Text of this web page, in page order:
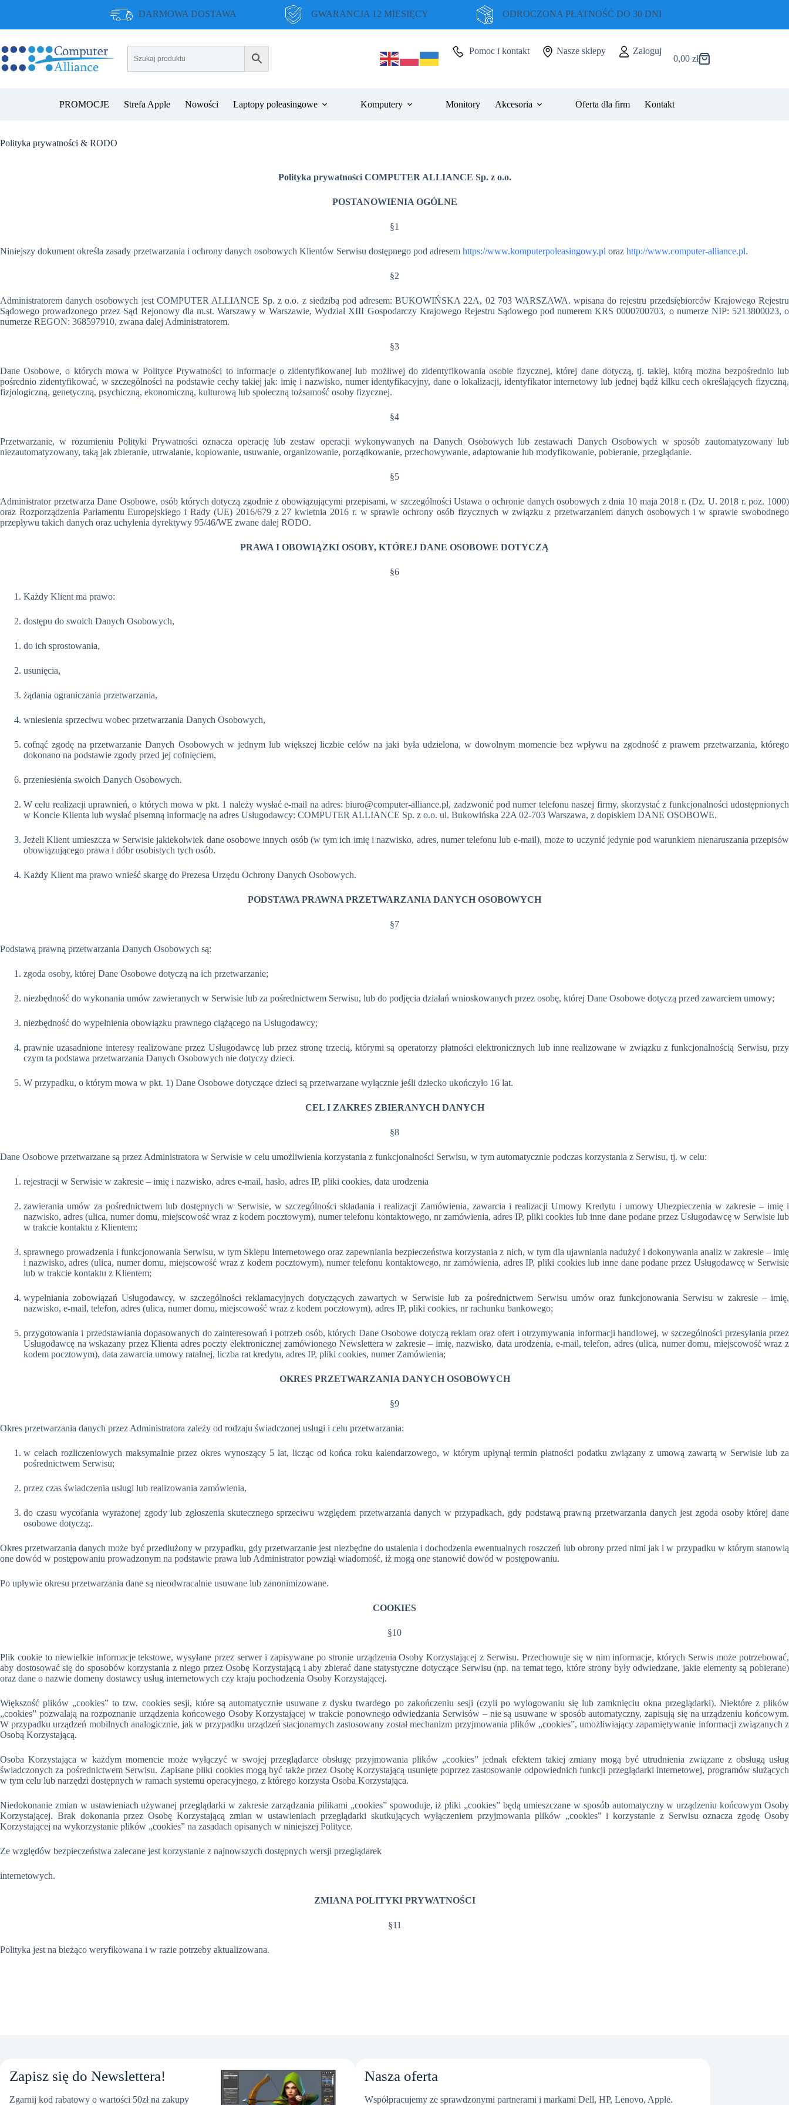
DARMOWA DOSTAWA GWARANCJA 12 MIESIĘCY ODROCZONA PŁATNOŚĆ DO 30 DNI
Pomoc i kontakt Nasze sklepy
Zaloguj
Koszyk
0,00 zł
PROMOCJE Strefa Apple Nowości Laptopy poleasingowe Komputery Monitory Akcesoria Oferta dla firm Kontakt
Polityka prywatności & RODO
Polityka prywatności COMPUTER ALLIANCE Sp. z o.o.
POSTANOWIENIA OGÓLNE
§1
Niniejszy dokument określa zasady przetwarzania i ochrony danych osobowych Klientów Serwisu dostępnego pod adresem https://www.komputerpoleasingowy.pl oraz http://www.computer‑alliance.pl.
§2
Administratorem danych osobowych jest COMPUTER ALLIANCE Sp. z o.o. z siedzibą pod adresem: BUKOWIŃSKA 22A, 02 703 WARSZAWA. wpisana do rejestru przedsiębiorców Krajowego Rejestru
Sądowego prowadzonego przez Sąd Rejonowy dla m.st. Warszawy w Warszawie, Wydział XIII Gospodarczy Krajowego Rejestru Sądowego pod numerem KRS 0000700703, o numerze NIP: 5213800023, o
numerze REGON: 368597910, zwana dalej Administratorem.
§3
Dane Osobowe, o których mowa w Polityce Prywatności to informacje o zidentyfikowanej lub możliwej do zidentyfikowania osobie fizycznej, której dane dotyczą, tj. takiej, którą można bezpośrednio lub
pośrednio zidentyfikować, w szczególności na podstawie cechy takiej jak: imię i nazwisko, numer identyfikacyjny, dane o lokalizacji, identyfikator internetowy lub jednej bądź kilku cech określających fizyczną,
fizjologiczną, genetyczną, psychiczną, ekonomiczną, kulturową lub społeczną tożsamość osoby fizycznej.
§4
Przetwarzanie, w rozumieniu Polityki Prywatności oznacza operację lub zestaw operacji wykonywanych na Danych Osobowych lub zestawach Danych Osobowych w sposób zautomatyzowany lub
niezautomatyzowany, taką jak zbieranie, utrwalanie, kopiowanie, usuwanie, organizowanie, porządkowanie, przechowywanie, adaptowanie lub modyfikowanie, pobieranie, przeglądanie.
§5
Administrator przetwarza Dane Osobowe, osób których dotyczą zgodnie z obowiązującymi przepisami, w szczególności Ustawa o ochronie danych osobowych z dnia 10 maja 2018 r. (Dz. U. 2018 r. poz. 1000)
oraz Rozporządzenia Parlamentu Europejskiego i Rady (UE) 2016/679 z 27 kwietnia 2016 r. w sprawie ochrony osób fizycznych w związku z przetwarzaniem danych osobowych i w sprawie swobodnego
przepływu takich danych oraz uchylenia dyrektywy 95/46/WE zwane dalej RODO.
PRAWA I OBOWIĄZKI OSOBY, KTÓREJ DANE OSOBOWE DOTYCZĄ
§6
Każdy Klient ma prawo:
dostępu do swoich Danych Osobowych,
do ich sprostowania,
usunięcia,
żądania ograniczania przetwarzania,
wniesienia sprzeciwu wobec przetwarzania Danych Osobowych,
cofnąć zgodę na przetwarzanie Danych Osobowych w jednym lub większej liczbie celów na jaki była udzielona, w dowolnym momencie bez wpływu na zgodność z prawem przetwarzania, którego
dokonano na podstawie zgody przed jej cofnięciem,
przeniesienia swoich Danych Osobowych.
W celu realizacji uprawnień, o których mowa w pkt. 1 należy wysłać e-mail na adres: biuro@computer-alliance.pl, zadzwonić pod numer telefonu naszej firmy, skorzystać z funkcjonalności udostępnionych
w Koncie Klienta lub wysłać pisemną informację na adres Usługodawcy: COMPUTER ALLIANCE Sp. z o.o. ul. Bukowińska 22A 02-703 Warszawa, z dopiskiem DANE OSOBOWE.
Jeżeli Klient umieszcza w Serwisie jakiekolwiek dane osobowe innych osób (w tym ich imię i nazwisko, adres, numer telefonu lub e-mail), może to uczynić jedynie pod warunkiem nienaruszania przepisów
obowiązującego prawa i dóbr osobistych tych osób.
Każdy Klient ma prawo wnieść skargę do Prezesa Urzędu Ochrony Danych Osobowych.
PODSTAWA PRAWNA PRZETWARZANIA DANYCH OSOBOWYCH
§7
Podstawą prawną przetwarzania Danych Osobowych są:
zgoda osoby, której Dane Osobowe dotyczą na ich przetwarzanie;
niezbędność do wykonania umów zawieranych w Serwisie lub za pośrednictwem Serwisu, lub do podjęcia działań wnioskowanych przez osobę, której Dane Osobowe dotyczą przed zawarciem umowy;
niezbędność do wypełnienia obowiązku prawnego ciążącego na Usługodawcy;
prawnie uzasadnione interesy realizowane przez Usługodawcę lub przez stronę trzecią, którymi są operatorzy płatności elektronicznych lub inne realizowane w związku z funkcjonalnością Serwisu, przy
czym ta podstawa przetwarzania Danych Osobowych nie dotyczy dzieci.
W przypadku, o którym mowa w pkt. 1) Dane Osobowe dotyczące dzieci są przetwarzane wyłącznie jeśli dziecko ukończyło 16 lat.
CEL I ZAKRES ZBIERANYCH DANYCH
§8
Dane Osobowe przetwarzane są przez Administratora w Serwisie w celu umożliwienia korzystania z funkcjonalności Serwisu, w tym automatycznie podczas korzystania z Serwisu, tj. w celu:
rejestracji w Serwisie w zakresie – imię i nazwisko, adres e-mail, hasło, adres IP, pliki cookies, data urodzenia
zawierania umów za pośrednictwem lub dostępnych w Serwisie, w szczególności składania i realizacji Zamówienia, zawarcia i realizacji Umowy Kredytu i umowy Ubezpieczenia w zakresie – imię i
nazwisko, adres (ulica, numer domu, miejscowość wraz z kodem pocztowym), numer telefonu kontaktowego, nr zamówienia, adres IP, pliki cookies lub inne dane podane przez Usługodawcę w Serwisie lub
w trakcie kontaktu z Klientem;
sprawnego prowadzenia i funkcjonowania Serwisu, w tym Sklepu Internetowego oraz zapewniania bezpieczeństwa korzystania z nich, w tym dla ujawniania nadużyć i dokonywania analiz w zakresie – imię
i nazwisko, adres (ulica, numer domu, miejscowość wraz z kodem pocztowym), numer telefonu kontaktowego, nr zamówienia, adres IP, pliki cookies lub inne dane podane przez Usługodawcę w Serwisie
lub w trakcie kontaktu z Klientem;
wypełniania zobowiązań Usługodawcy, w szczególności reklamacyjnych dotyczących zawartych w Serwisie lub za pośrednictwem Serwisu umów oraz funkcjonowania Serwisu w zakresie – imię,
nazwisko, e-mail, telefon, adres (ulica, numer domu, miejscowość wraz z kodem pocztowym), adres IP, pliki cookies, nr rachunku bankowego;
przygotowania i przedstawiania dopasowanych do zainteresowań i potrzeb osób, których Dane Osobowe dotyczą reklam oraz ofert i otrzymywania informacji handlowej, w szczególności przesyłania przez
Usługodawcę na wskazany przez Klienta adres poczty elektronicznej zamówionego Newslettera w zakresie – imię, nazwisko, data urodzenia, e-mail, telefon, adres (ulica, numer domu, miejscowość wraz z
kodem pocztowym), data zawarcia umowy ratalnej, liczba rat kredytu, adres IP, pliki cookies, numer Zamówienia;
OKRES PRZETWARZANIA DANYCH OSOBOWYCH
§9
Okres przetwarzania danych przez Administratora zależy od rodzaju świadczonej usługi i celu przetwarzania:
w celach rozliczeniowych maksymalnie przez okres wynoszący 5 lat, licząc od końca roku kalendarzowego, w którym upłynął termin płatności podatku związany z umową zawartą w Serwisie lub za
pośrednictwem Serwisu;
przez czas świadczenia usługi lub realizowania zamówienia,
do czasu wycofania wyrażonej zgody lub zgłoszenia skutecznego sprzeciwu względem przetwarzania danych w przypadkach, gdy podstawą prawną przetwarzania danych jest zgoda osoby której dane
osobowe dotyczą;.
Okres przetwarzania danych może być przedłużony w przypadku, gdy przetwarzanie jest niezbędne do ustalenia i dochodzenia ewentualnych roszczeń lub obrony przed nimi jak i w przypadku w którym stanowią
one dowód w postępowaniu prowadzonym na podstawie prawa lub Administrator powziął wiadomość, iż mogą one stanowić dowód w postępowaniu.
Po upływie okresu przetwarzania dane są nieodwracalnie usuwane lub zanonimizowane.
COOKIES
§10
Plik cookie to niewielkie informacje tekstowe, wysyłane przez serwer i zapisywane po stronie urządzenia Osoby Korzystającej z Serwisu. Przechowuje się w nim informacje, których Serwis może potrzebować,
aby dostosować się do sposobów korzystania z niego przez Osobę Korzystającą i aby zbierać dane statystyczne dotyczące Serwisu (np. na temat tego, które strony były odwiedzane, jakie elementy są pobierane)
oraz dane o nazwie domeny dostawcy usług internetowych czy kraju pochodzenia Osoby Korzystającej.
Większość plików „cookies” to tzw. cookies sesji, które są automatycznie usuwane z dysku twardego po zakończeniu sesji (czyli po wylogowaniu się lub zamknięciu okna przeglądarki). Niektóre z plików
„cookies” pozwalają na rozpoznanie urządzenia końcowego Osoby Korzystającej w trakcie ponownego odwiedzania Serwisów – nie są usuwane w sposób automatyczny, zapisują się na urządzeniu końcowym.
W przypadku urządzeń mobilnych analogicznie, jak w przypadku urządzeń stacjonarnych zastosowany został mechanizm przyjmowania plików „cookies”, umożliwiający zapamiętywanie informacji związanych z
Osobą Korzystającą.
Osoba Korzystająca w każdym momencie może wyłączyć w swojej przeglądarce obsługę przyjmowania plików „cookies” jednak efektem takiej zmiany mogą być utrudnienia związane z obsługą usług
świadczonych za pośrednictwem Serwisu. Zapisane pliki cookies mogą być także przez Osobę Korzystającą usunięte poprzez zastosowanie odpowiednich funkcji przeglądarki internetowej, programów służących
w tym celu lub narzędzi dostępnych w ramach systemu operacyjnego, z którego korzysta Osoba Korzystająca.
Niedokonanie zmian w ustawieniach używanej przeglądarki w zakresie zarządzania pilikami „cookies” spowoduje, iż pliki „cookies” będą umieszczane w sposób automatyczny w urządzeniu końcowym Osoby
Korzystającej. Brak dokonania przez Osobę Korzystającą zmian w ustawieniach przeglądarki skutkujących wyłączeniem przyjmowania plików „cookies” i korzystanie z Serwisu oznacza zgodę Osoby
Korzystającej na wykorzystanie plików „cookies” na zasadach opisanych w niniejszej Polityce.
Ze względów bezpieczeństwa zalecane jest korzystanie z najnowszych dostępnych wersji przeglądarek
internetowych.
ZMIANA POLITYKI PRYWATNOŚCI
§11
Polityka jest na bieżąco weryfikowana i w razie potrzeby aktualizowana.
Zapisz się do Newslettera!
Zgarnij kod rabatowy o wartości 50zł na zakupy
Nasza oferta
Współpracujemy ze sprawdzonymi partnerami i markami Dell, HP, Lenovo, Apple.